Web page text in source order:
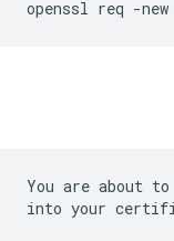
openssl req -
You are about
into your